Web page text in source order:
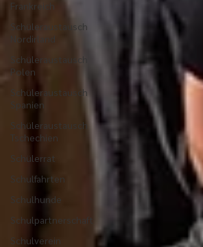
Frankreich
Schüleraustausch
Nordirland
Schüleraustausch
Polen
Schüleraustausch
Spanien
Schüleraustausch
Tschechien
Schülerrat
Schulfahrten
Schulhunde
Schulpartnerschaft
Schulverein